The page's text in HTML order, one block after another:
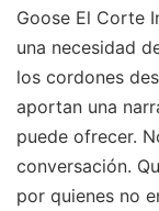
Goose El Corte
una necesidad
los cordones
aportan una
puede ofrecer.
conversación.
por quienes no